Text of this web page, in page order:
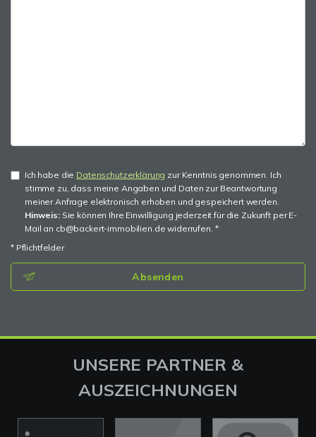
Ich habe die Datenschutzerklärung zur Kenntnis genommen. Ich
stimme zu, dass meine Angaben und Daten zur Beantwortung
meiner Anfrage elektronisch erhoben und gespeichert werden.
Hinweis:Sie können Ihre Einwilligung jederzeit für die Zukunft per E-
Mail an cb@backert-immobilien.de widerrufen. *
* Pflichtfelder
Absenden
UNSERE PARTNER &
AUSZEICHNUNGEN